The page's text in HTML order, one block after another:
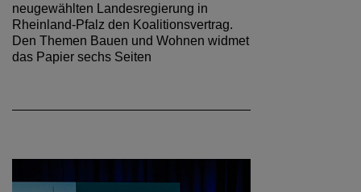
neugewählten Landesregierung in
Rheinland-Pfalz den Koalitionsvertrag.
Den Themen Bauen und Wohnen widmet
das Papier sechs Seiten